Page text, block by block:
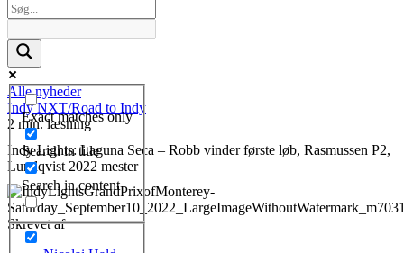
Exact matches only
Search in title
Search in content
Alle nyheder
Indy NXT/Road to Indy
2 min. læsning
Indy Lights: Laguna Seca – Robb vinder første løb, Rasmussen P2,
Lundqvist 2022 mester
Skrevet af